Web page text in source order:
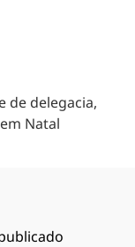
de delegacia,
Natal